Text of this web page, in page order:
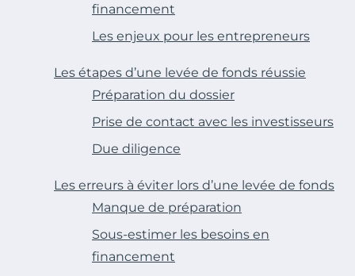
financement
Les enjeux pour les entrepreneurs
Les étapes d’une levée de fonds réussie
Préparation du dossier
Prise de contact avec les investisseurs
Due diligence
Les erreurs à éviter lors d’une levée de fonds
Manque de préparation
Sous-estimer les besoins en
financement